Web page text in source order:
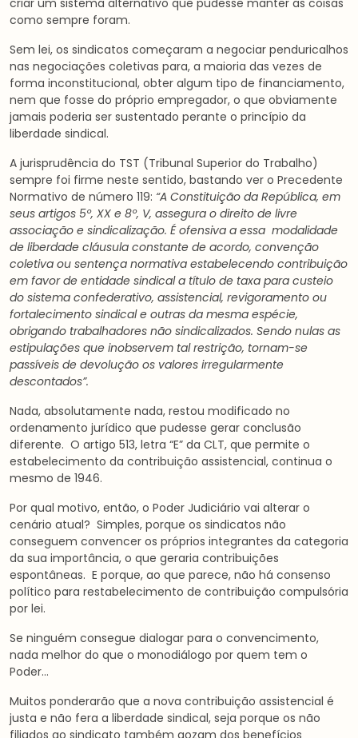
como sempre foram.
Sem lei, os sindicatos começaram a negociar penduricalhos
nas negociações coletivas para, a maioria das vezes de
forma inconstitucional, obter algum tipo de financiamento,
nem que fosse do próprio empregador, o que obviamente
jamais poderia ser sustentado perante o princípio da
liberdade sindical.
A jurisprudência do TST (Tribunal Superior do Trabalho)
sempre foi firme neste sentido, bastando ver o Precedente
Normativo de número 119: “A Constituição da República, em
seus artigos 5º, XX e 8º, V, assegura o direito de livre
associação e sindicalização. É ofensiva a essa modalidade
de liberdade cláusula constante de acordo, convenção
coletiva ou sentença normativa estabelecendo contribuição
em favor de entidade sindical a título de taxa para custeio
do sistema confederativo, assistencial, revigoramento ou
fortalecimento sindical e outras da mesma espécie,
obrigando trabalhadores não sindicalizados. Sendo nulas as
estipulações que inobservem tal restrição, tornam-se
passíveis de devolução os valores irregularmente
descontados”.
Nada, absolutamente nada, restou modificado no
ordenamento jurídico que pudesse gerar conclusão
diferente. O artigo 513, letra “E” da CLT, que permite o
estabelecimento da contribuição assistencial, continua o
mesmo de 1946.
Por qual motivo, então, o Poder Judiciário vai alterar o
cenário atual? Simples, porque os sindicatos não
conseguem convencer os próprios integrantes da categoria
da sua importância, o que geraria contribuições
espontâneas. E porque, ao que parece, não há consenso
político para restabelecimento de contribuição compulsória
por lei.
Se ninguém consegue dialogar para o convencimento,
nada melhor do que o monodiálogo por quem tem o
Poder…
Muitos ponderarão que a nova contribuição assistencial é
justa e não fera a liberdade sindical, seja porque os não
filiados ao sindicato também gozam dos benefícios